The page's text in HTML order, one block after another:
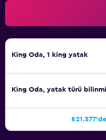
King Oda, 1 king yatak
King Oda, yatak türü